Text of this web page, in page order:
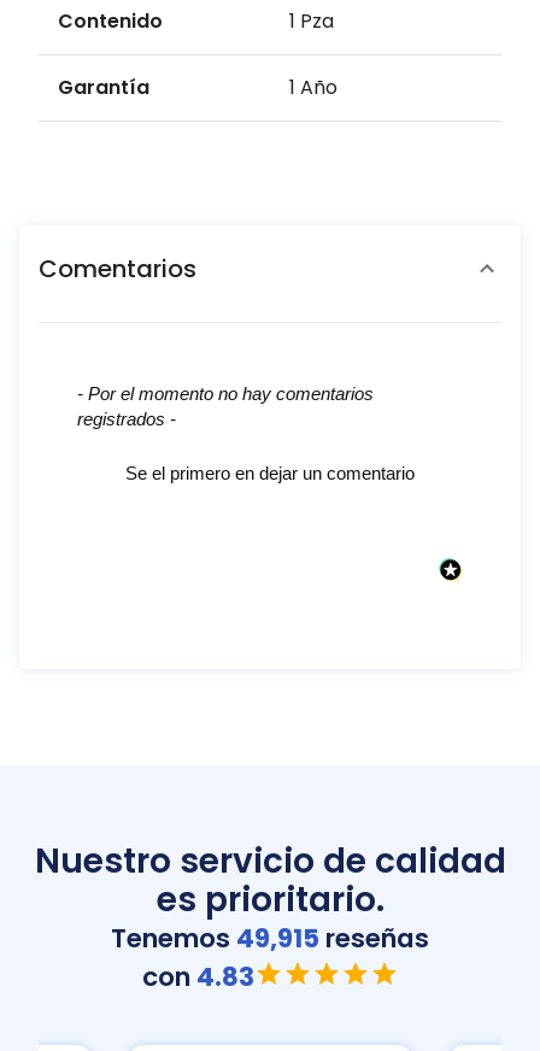
Contenido 1 Pza
Garantía 1 Año
Comentarios
- Por el momento no hay comentarios
registrados -
Se el primero en dejar un comentario
New content loaded
Nuestro servicio de calidad
es prioritario.
Tenemos 49,915 reseñas
con 4.83